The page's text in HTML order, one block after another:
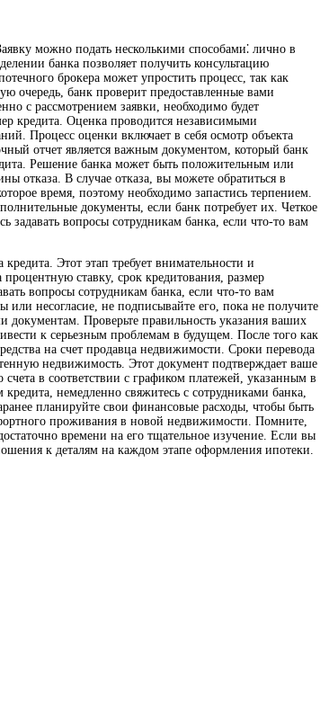
можно подать несколькими способами⁚ лично в
банка позволяет получить консультацию
брокера может упростить процесс, так как
очередь, банк проверит предоставленные вами
с рассмотрением заявки, необходимо будет
кредита. Оценка проводится независимыми
Процесс оценки включает в себя осмотр объекта
отчет является важным документом, который банк
Решение банка может быть положительным или
отказа. В случае отказа, вы можете обратиться в
время, поэтому необходимо запастись терпением.
документы, если банк потребует их. Четкое
вопросы сотрудникам банка, если что-то вам
Этот этап требует внимательности и
ставку, срок кредитования, размер
вопросы сотрудникам банка, если что-то вам
несогласие, не подписывайте его, пока не получите
документам. Проверьте правильность указания ваших
к серьезным проблемам в будущем. После того как
на счет продавца недвижимости. Сроки перевода
недвижимость. Этот документ подтверждает ваше
в соответствии с графиком платежей, указанным в
немедленно свяжитесь с сотрудниками банка,
планируйте свои финансовые расходы, чтобы быть
проживания в новой недвижимости. Помните,
времени на его тщательное изучение. Если вы
к деталям на каждом этапе оформления ипотеки.